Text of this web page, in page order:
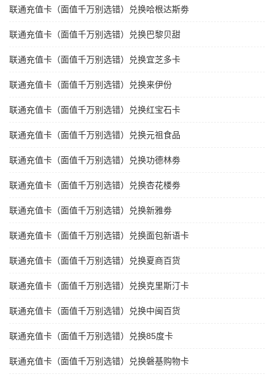
联通充值卡（面值千万别选错）兑换哈根达斯劵
联通充值卡（面值千万别选错）兑换巴黎贝甜
联通充值卡（面值千万别选错）兑换宜芝多卡
联通充值卡（面值千万别选错）兑换来伊份
联通充值卡（面值千万别选错）兑换红宝石卡
联通充值卡（面值千万别选错）兑换元祖食品
联通充值卡（面值千万别选错）兑换功德林劵
联通充值卡（面值千万别选错）兑换杏花楼劵
联通充值卡（面值千万别选错）兑换新雅劵
联通充值卡（面值千万别选错）兑换面包新语卡
联通充值卡（面值千万别选错）兑换夏商百货
联通充值卡（面值千万别选错）兑换克里斯汀卡
联通充值卡（面值千万别选错）兑换中闽百货
联通充值卡（面值千万别选错）兑换85度卡
联通充值卡（面值千万别选错）兑换磐基购物卡